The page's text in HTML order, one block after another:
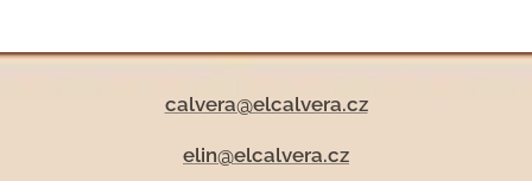
calvera@elcalvera.cz
elin@elcalvera.cz